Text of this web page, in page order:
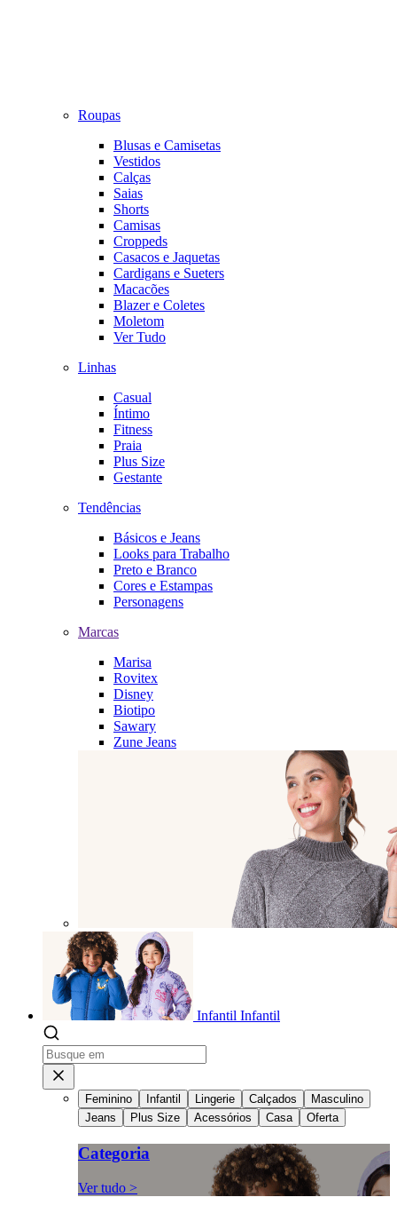
Roupas
Blusas e Camisetas
Vestidos
Calças
Saias
Shorts
Camisas
Croppeds
Casacos e Jaquetas
Cardigans e Sueters
Macacões
Blazer e Coletes
Moletom
Ver Tudo
Linhas
Casual
Íntimo
Fitness
Praia
Plus Size
Gestante
Tendências
Básicos e Jeans
Looks para Trabalho
Preto e Branco
Cores e Estampas
Personagens
Marcas
Marisa
Rovitex
Disney
Biotipo
Sawary
Zune Jeans
Infantil Infantil
Feminino Infantil Lingerie Calçados
Masculino
Jeans
Plus Size Acessórios Casa Oferta
Categoria
Ver tudo >